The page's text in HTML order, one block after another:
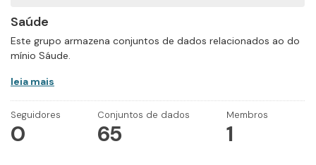
Saúde
Este grupo armazena conjuntos de dados relacionados ao do
mínio Sáude.
leia mais
Seguidores
0
Conjuntos de dados
65
Membros
1